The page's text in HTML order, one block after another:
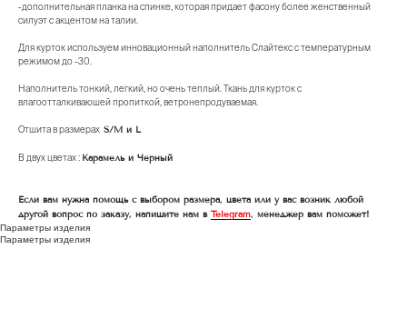
-дополнительная планка на спинке, которая придает фасону более женственный
силуэт с акцентом на талии.
Для курток используем инновационный наполнитель Слайтекс с температурным
режимом до -30.
Наполнитель тонкий, легкий, но очень теплый. Ткань для курток с
влагоотталкиваюшей пропиткой, ветронепродуваемая.
Отшита в размерах S/M и L
В двух цветах : Карамель и Черный
Если вам нужна помощь с выбором размера, цвета или у вас возник любой
другой вопрос по заказу, напишите нам в Telegram, менеджер вам поможет!
Параметры изделия
Параметры изделия